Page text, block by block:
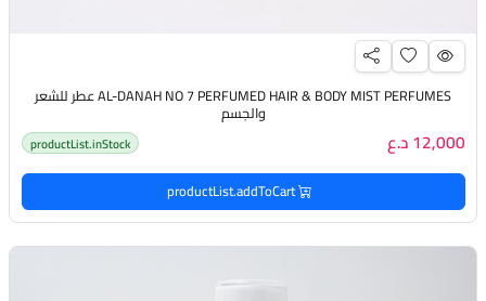
AL-DANAH NO 7 PERFUMED HAIR & BODY MIST PERFUMES عطر للشعر
والجسم
12,000 د.ع productList.inStock
productList.addToCart